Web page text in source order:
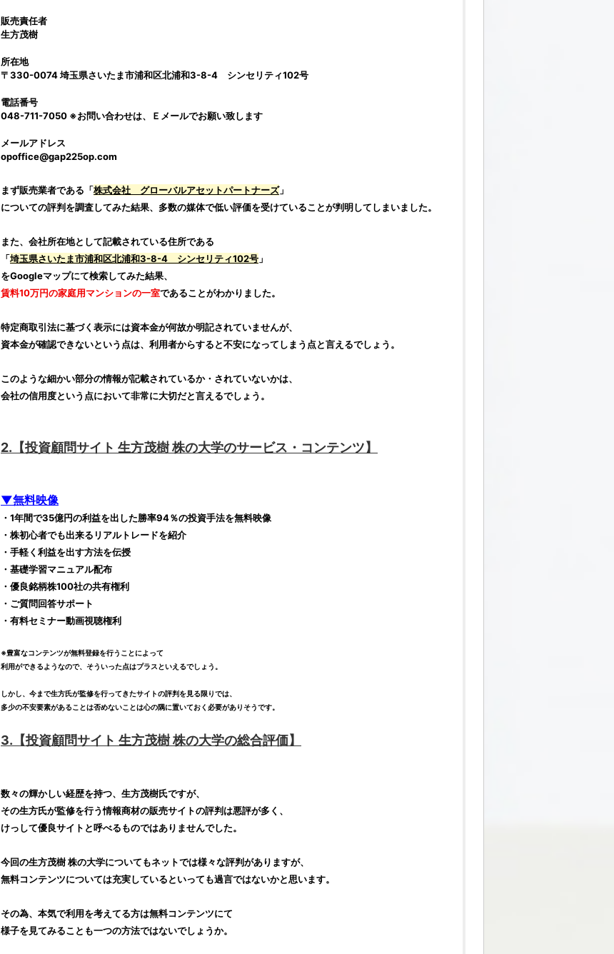
販売責任者
生方茂樹
所在地
〒330-0074 埼玉県さいたま市浦和区北浦和3-8-4 シンセリティ102号
電話番号
048-711-7050 ※お問い合わせは、Ｅメールでお願い致します
メールアドレス
opoffice@gap225op.com
まず販売業者である「株式会社 グローバルアセットパートナーズ」
についての評判を調査してみた結果、多数の媒体で低い評価を受けていることが判明してしまいました。
また、会社所在地として記載されている住所である
「埼玉県さいたま市浦和区北浦和3-8-4 シンセリティ102号 」
をGoogleマップにて検索してみた結果、
賃料10万円の家庭用マンションの一室であることがわかりました。
特定商取引法に基づく表示には資本金が何故か明記されていませんが、
資本金が確認できないという点は、利用者からすると不安になってしまう点と言えるでしょう。
このような細かい部分の情報が記載されているか・されていないかは、
会社の信用度という点において非常に大切だと言えるでしょう。
2.【投資顧問サイト 生方茂樹 株の大学のサービス・コンテンツ】
▼無料映像
・1年間で35億円の利益を出した勝率94％の投資手法を無料映像
・ 株初心者でも出来るリアルトレードを紹介
・手軽く利益を出す方法を伝授
・基礎学習マニュアル配布
・優良銘柄株100社の共有権利
・ご質問回答サポート
・有料セミナー動画視聴権利
※豊富なコンテンツが無料登録を行うことによって
利用ができるようなので、そういった点はプラスといえるでしょう。
しかし、今まで生方氏が監修を行ってきたサイトの評判を見る限りでは、
多少の不安要素があることは否めないことは心の隅に置いておく必要がありそうです。
3.【投資顧問サイト 生方茂樹 株の大学の総合評価】
数々の輝かしい経歴を持つ、 生方茂樹氏ですが、
その生方氏が監修を行う情報商材の販売サイトの評判は悪評が多く、
けっして優良サイト と呼べるものではありませんでした。
今回の生方茂樹 株の大学についてもネットでは様々な評判がありますが、
無料コンテンツについては充実しているといっても過言ではないかと思います。
その為、本気で利用を考えてる方は無料コンテンツにて
様子を見てみることも一つの方法ではないでしょうか。